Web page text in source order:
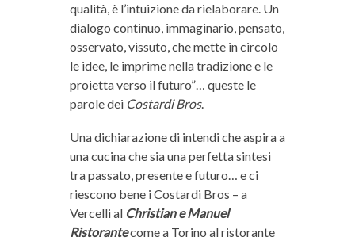
qualità, è l’intuizione da rielaborare. Un
dialogo continuo, immaginario, pensato,
osservato, vissuto, che mette in circolo
le idee, le imprime nella tradizione e le
proietta verso il futuro”… queste le
parole dei Costardi Bros.
Una dichiarazione di intendi che aspira a
una cucina che sia una perfetta sintesi
tra passato, presente e futuro… e ci
riescono bene i Costardi Bros – a
Vercelli al Christian e Manuel
Ristorantecome a Torino al ristorante